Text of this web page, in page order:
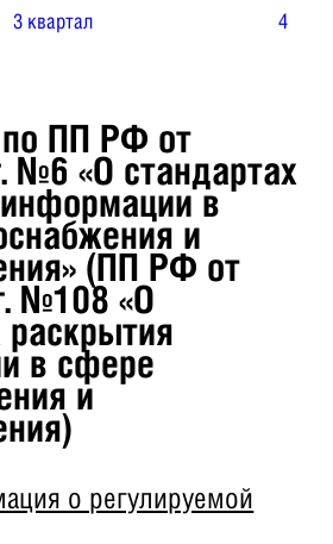
3 квартал
4
ПП РФ от
№6 «О стандартах
в
и
(ПП РФ от
№108 «О
раскрытия
в сфере
и
о регулируемой